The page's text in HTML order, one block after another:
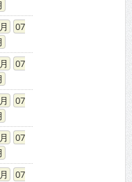
07
07
07
07
07